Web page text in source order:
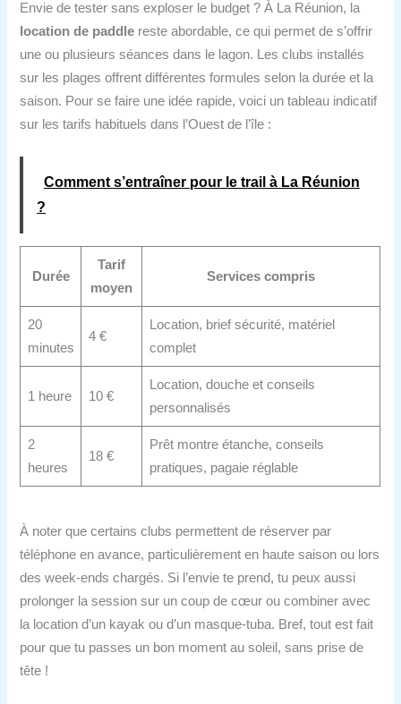
Envie de tester sans exploser le budget ? À La Réunion, la
location de paddle reste abordable, ce qui permet de s’offrir
une ou plusieurs séances dans le lagon. Les clubs installés
sur les plages offrent différentes formules selon la durée et la
saison. Pour se faire une idée rapide, voici un tableau indicatif
sur les tarifs habituels dans l’Ouest de l’île :
Comment s’entraîner pour le trail à La Réunion
?
Durée
Tarif
moyen
Services compris
20
minutes
4 €
Location, brief sécurité, matériel
complet
1 heure 10 €
Location, douche et conseils
personnalisés
2
heures
18 €
Prêt montre étanche, conseils
pratiques, pagaie réglable
À noter que certains clubs permettent de réserver par
téléphone en avance, particulièrement en haute saison ou lors
des week-ends chargés. Si l’envie te prend, tu peux aussi
prolonger la session sur un coup de cœur ou combiner avec
la location d’un kayak ou d’un masque-tuba. Bref, tout est fait
pour que tu passes un bon moment au soleil, sans prise de
tête !